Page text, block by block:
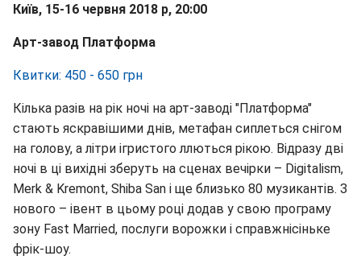
Київ, 15-16 червня 2018 р, 20:00
Арт-завод Платформа
Квитки: 450 - 650 грн
Кілька разів на рік ночі на арт-заводі "Платформа"
стають яскравішими днів, метафан сиплеться снігом
на голову, а літри ігристого ллються рікою. Відразу дві
ночі в ці вихідні зберуть на сценах вечірки – Digitalism,
Merk & Kremont, Shiba San і ще близько 80 музикантів. З
нового – івент в цьому році додав у свою програму
зону Fast Married, послуги ворожки і справжнісіньке
фрік-шоу.